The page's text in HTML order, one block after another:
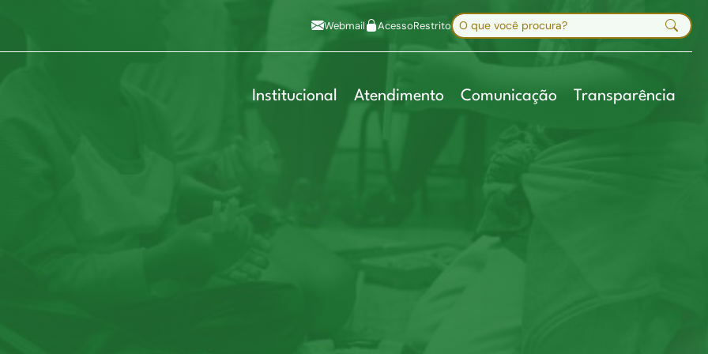
Mapa do site
Webmail AcessoRestritoBuscar no site
Digite sua busca e pressione Enter
Institucional Atendimento Comunicação Transparência